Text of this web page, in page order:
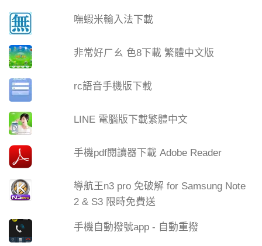
嘸蝦米輸入法下載
非常好ㄏㄠ 色8下載 繁體中文版
rc語音手機版下載
LINE 電腦版下載繁體中文
手機pdf閱讀器下載 Adobe Reader
導航王n3 pro 免破解 for Samsung Note
2 & S3 限時免費送
手機自動撥號app - 自動重撥